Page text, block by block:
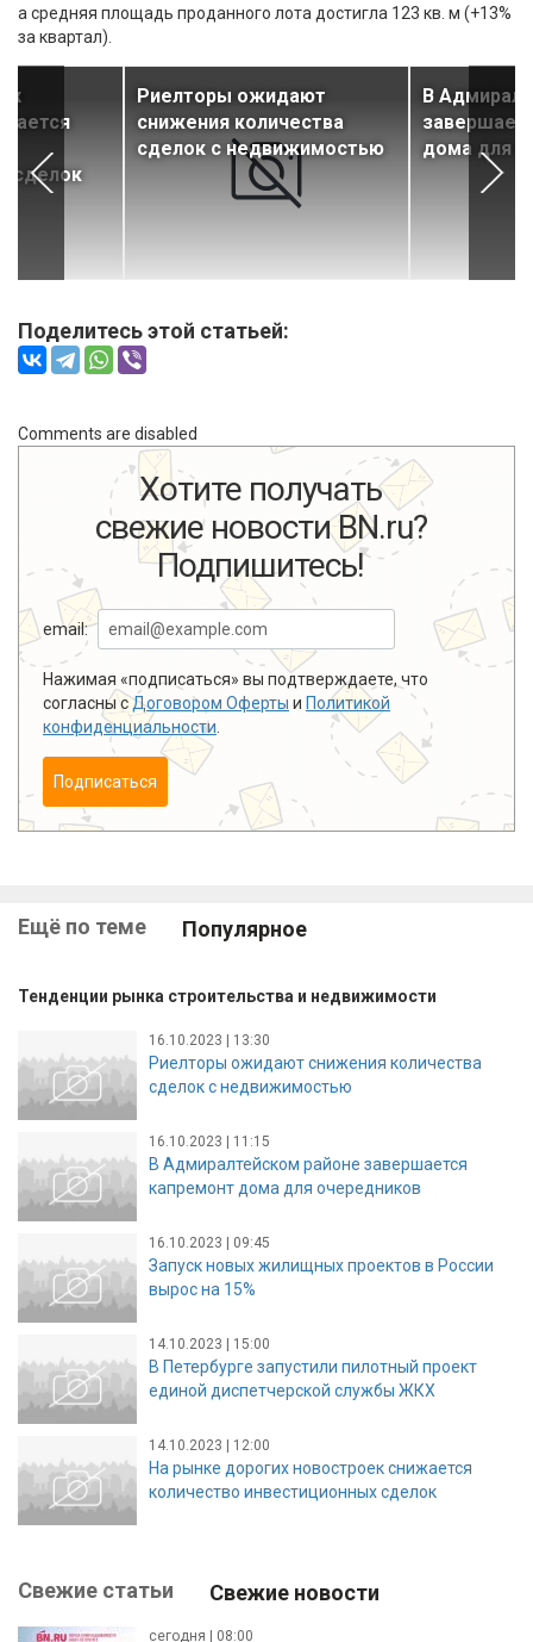
а средняя площадь проданного лота достигла 123 кв. м (+13%
за квартал).
сделок
Риелторы ожидают
снижения количества
сделок с недвижимостью
В
дома для
Поделитесь этой статьей:
Comments are disabled
Хотите получать
свежие новости BN.ru?
Подпишитесь!
email:
Нажимая «подписаться» вы подтверждаете, что
согласны сДоговором Оферты и Политикой
конфиденциальности
Подписаться
Ещё по теме Популярное
Тенденции рынка строительства и недвижимости
16.10.2023 | 13:30
Риелторы ожидают снижения количества
сделок с недвижимостью
16.10.2023 | 11:15
В Адмиралтейском районе завершается
капремонт дома для очередников
16.10.2023 | 09:45
Запуск новых жилищных проектов в России
вырос на 15%
14.10.2023 | 15:00
В Петербурге запустили пилотный проект
единой диспетчерской службы ЖКХ
14.10.2023 | 12:00
На рынке дорогих новостроек снижается
количество инвестиционных сделок
Свежие статьи Свежие новости
сегодня | 08:00